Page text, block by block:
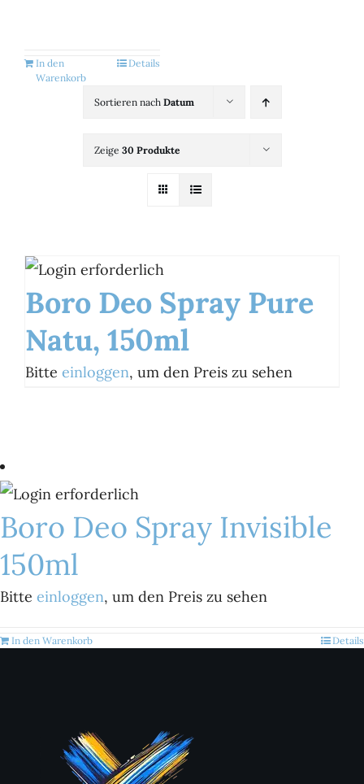
Brands
B2B-Shop
Sortieren nach Datum
Zeige 30 Produkte
Boro Deo Spray Pure
Natu, 150ml
Bitte einloggen, um den Preis zu sehen
In den
Warenkorb
Details
Boro Deo Spray Invisible
150ml
Bitte einloggen, um den Preis zu sehen
In den Warenkorb Details